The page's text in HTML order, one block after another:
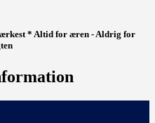
* Altid for æren - Aldrig for